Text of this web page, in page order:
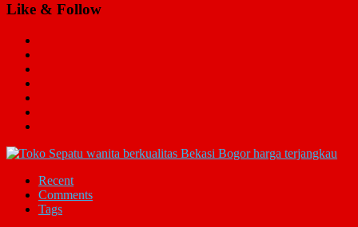
Like & Follow
Recent
Comments
Tags